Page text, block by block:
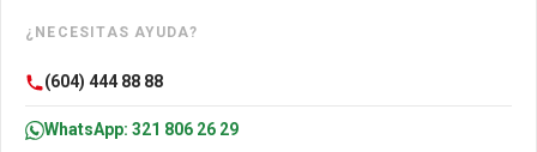
¿NECESITAS AYUDA?
(604) 444 88 88
WhatsApp: 321 806 26 29